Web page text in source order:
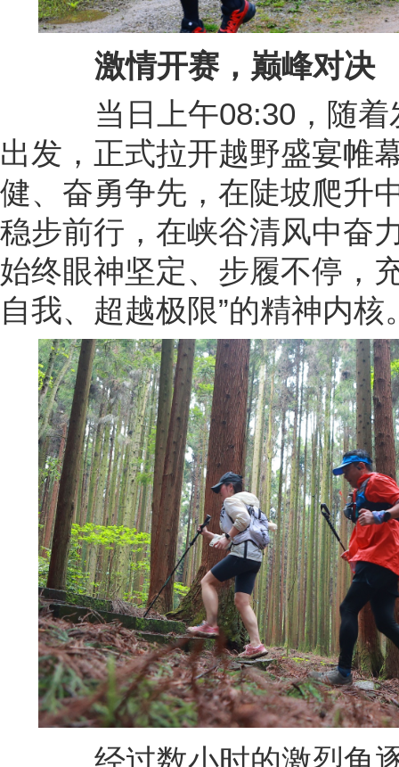
激情开赛，巅峰对决
当日上午08:30，随着
出发，正式拉开越野盛宴帷
健、奋勇争先，在陡坡爬升
稳步前行，在峡谷清风中奋
始终眼神坚定、步履不停，
自我、超越极限”的精神内核
经过数小时的激烈角逐